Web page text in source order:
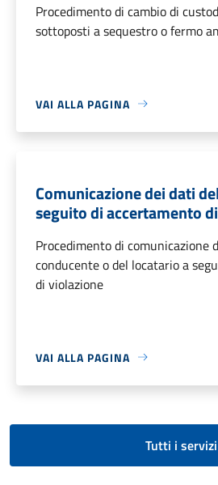
Procedimento di cambio di
sottoposti a sequestro o fermo
VAI ALLA PAGINA
Comunicazione dei dati
seguito di accertamento
Procedimento di comunicazione
conducente o del locatario a
di violazione
VAI ALLA PAGINA
Tutti i servizi